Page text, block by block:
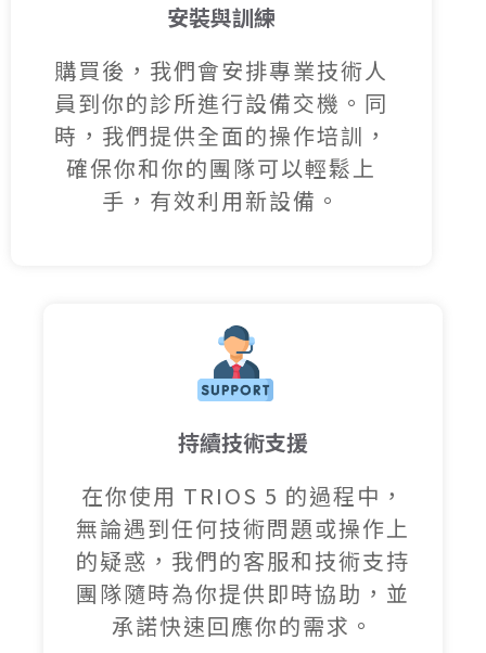
安裝與訓練
購買後，我們會安排專業技術人
員到你的診所進行設備交機。同
時，我們提供全面的操作培訓，
確保你和你的團隊可以輕鬆上
手，有效利用新設備。
持續技術支援
在你使用 TRIOS 5 的過程中，
無論遇到任何技術問題或操作上
的疑惑，我們的客服和技術支持
團隊隨時為你提供即時協助，並
承諾快速回應你的需求。